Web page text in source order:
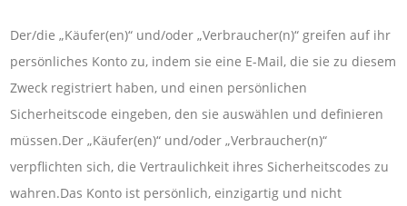
Der/die „Käufer(en)“ und/oder „Verbraucher(n)“ greifen auf ihr
persönliches Konto zu, indem sie eine E-Mail, die sie zu diesem
Zweck registriert haben, und einen persönlichen
Sicherheitscode eingeben, den sie auswählen und definieren
müssen.Der „Käufer(en)“ und/oder „Verbraucher(n)“
verpflichten sich, die Vertraulichkeit ihres Sicherheitscodes zu
wahren.Das Konto ist persönlich, einzigartig und nicht